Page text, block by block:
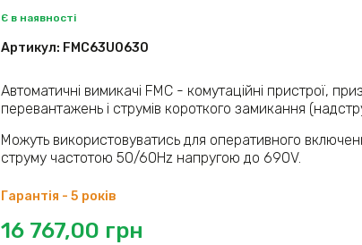
Є в наявності
Артикул: FMC63U0630
Автоматичні вимикачі FMC - комутаційні пристрої,
перевантажень і струмів короткого замикання
Можуть використовуватись для оперативного
струму частотою 50/60Hz напругою до 690V.
Гарантія - 5 років
16 767,00 грн